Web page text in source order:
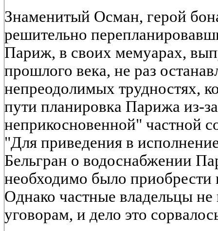
Знаменитый Осман, герой
решительно
Париж, в своих мемуарах,
прошлого века, не раз
непреодолимых трудностях,
пути планировка Парижа из-
неприкосновенной" частной
"Для приведения в
Бельгран о водоснабжении
необходимо было
Однако частные владельцы
уговорам, и дело это